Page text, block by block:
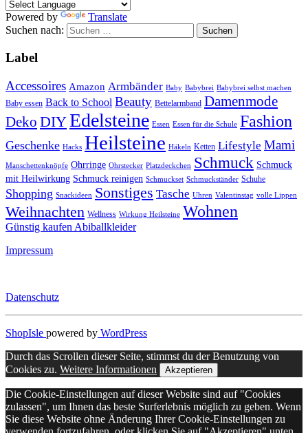
Powered by
Translate
Suchen nach:
Label
Accessoires Amazon Armbänder Baby Babybrei Babybrei selbst machen
Baby essen Back to School Beauty Bettelarmband Damenmode
Deko DIYEdelsteine Essen Essen für die Schule Fashion
Geschenke Hacks Heilsteine Häkeln Ketten Lifestyle Mami
Manschettenknöpfe Ohrringe Ohrstecker Platzdeckchen Schmuck Schmuck
mit Heilwirkung Schmuck reinigen Schmuckset Schmuckständer Schuhe
Shopping Snackideen Sonstiges Tasche Uhren Valentinstag volle Lippen
Weihnachten Wellness Wirkung Heilsteine Wohnen
Günstig kaufen Abiballkleider
Impressum
Datenschutz
ShopIsle powered by WordPress
Durch das Scrollen dieser Seite, stimmst du der Benutzung von
Cookies zu. Weitere Informationen Akzeptieren
Die Cookie-Einstellungen auf dieser Website sind auf "Cookies
zulassen", um Ihnen das beste Surferlebnis möglich zu geben. Wenn
Sie diese Website ohne Änderung Ihrer Cookie-Einstellungen zu